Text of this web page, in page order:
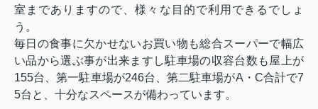
室までありますので、様々な目的で利用できるでしょ
う。
毎日の食事に欠かせないお買い物も総合スーパーで幅広
い品から選ぶ事が出来ますし駐車場の収容台数も屋上が
155台、第一駐車場が246台、第二駐車場がA ・ C合計で7
5台と、十分なスペースが備わっています。